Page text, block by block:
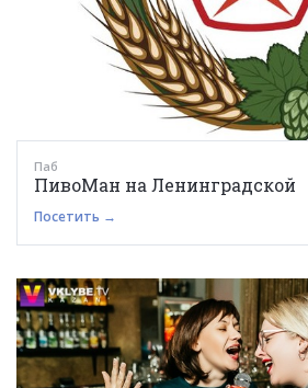
Паб
ПивоМан на Ленинградской
Посетить →